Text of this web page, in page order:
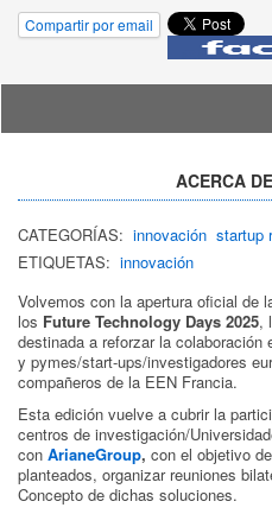
Compartir por email
ACERCA
CATEGORÍAS: innovación startup
ETIQUETAS: innovación
Volvemos con la apertura oficial de
los Future Technology Days 2025,
destinada a reforzar la colaboración
y pymes/start-ups/investigadores
compañeros de la EEN Francia.
Esta edición vuelve a cubrir la
centros de investigación/
con ArianeGroup, con el objetivo
planteados, organizar reuniones
Concepto de dichas soluciones.